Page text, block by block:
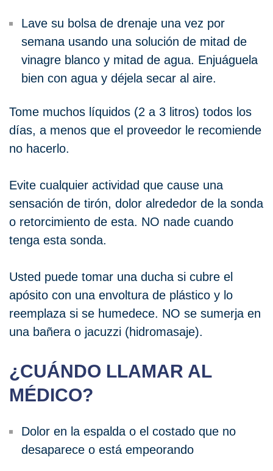
Lave su bolsa de drenaje una vez por
semana usando una solución de mitad de
vinagre blanco y mitad de agua. Enjuáguela
bien con agua y déjela secar al aire.
Tome muchos líquidos (2 a 3 litros) todos los
días, a menos que el proveedor le recomiende
no hacerlo.
Evite cualquier actividad que cause una
sensación de tirón, dolor alrededor de la sonda
o retorcimiento de esta. NO nade cuando
tenga esta sonda.
Usted puede tomar una ducha si cubre el
apósito con una envoltura de plástico y lo
reemplaza si se humedece. NO se sumerja en
una bañera o jacuzzi (hidromasaje).
¿CUÁNDO LLAMAR AL
MÉDICO?
Dolor en la espalda o el costado que no
desaparece o está empeorando